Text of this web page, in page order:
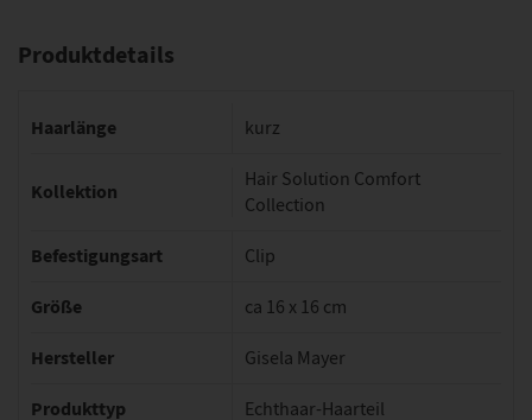
Produktdetails
Haarlänge kurz
Kollektion
Hair Solution Comfort
Collection
Befestigungsart Clip
Größe ca 16 x 16 cm
Hersteller Gisela Mayer
Produkttyp Echthaar-Haarteil